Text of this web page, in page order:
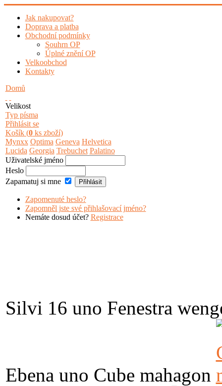
Jak nakupovat?
Doprava a platba
Obchodní podmínky
Souhrn OP
Úplné znění OP
Velkoobchod
Kontakty
Domů
Velikost
Typ písma
Přihlásit se
Košík (0ks zboží)
Mynxx Optima Geneva Helvetica
Lucida Georgia Trebuchet Palatino
Uživatelské jméno
Heslo
Zapamatuj si mne
Zapomenuté heslo?
Zapomněl jste své přihlašovací jméno?
Nemáte dosud účet? Registrace
Silvi 16 uno Fenestra
Ebena uno Cube mahagon